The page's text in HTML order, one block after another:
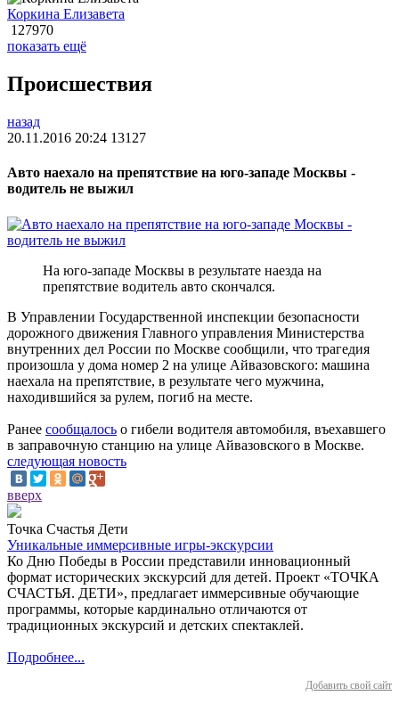
Коркина Елизавета
127970
показать ещё
Происшествия
назад
20.11.2016 20:24 13127
Авто наехало на препятствие на юго-западе Москвы -
водитель не выжил
На юго-западе Москвы в результате наезда на
препятствие водитель авто скончался.
В Управлении Государственной инспекции безопасности
дорожного движения Главного управления Министерства
внутренних дел России по Москве сообщили, что трагедия
произошла у дома номер 2 на улице Айвазовского: машина
наехала на препятствие, в результате чего мужчина,
находившийся за рулем, погиб на месте.
Ранее сообщалось о гибели водителя автомобиля, въехавшего
в заправочную станцию на улице Айвазовского в Москве.
следующая новость
вверх
Точка Счастья Дети
Уникальные иммерсивные игры-экскурсии
Ко Дню Победы в России представили инновационный
формат исторических экскурсий для детей. Проект «ТОЧКА
СЧАСТЬЯ. ДЕТИ», предлагает иммерсивные обучающие
программы, которые кардинально отличаются от
традиционных экскурсий и детских спектаклей.
Подробнее...
Добавить свой сайт